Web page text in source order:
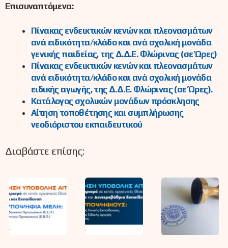
Επισυναπτόμενα:
Πίνακας ενδεικτικών κενών και πλεονασμάτων
ανά ειδικότητα/κλάδο και ανά σχολική μονάδα
γενικής παιδείας, της Δ.Δ.Ε. Φλώρινας (σε Ώρες)
Πίνακας ενδεικτικών κενών και πλεονασμάτων
ανά ειδικότητα/κλάδο και ανά σχολική μονάδα
ειδικής αγωγής, της Δ.Δ.Ε. Φλώρινας (σε Ώρες).
Κατάλογος σχολικών μονάδων πρόσκλησης
Αίτηση τοποθέτησης και συμπλήρωσης
νεοδιόριστου εκπαιδευτικού
Διαβάστε επίσης: